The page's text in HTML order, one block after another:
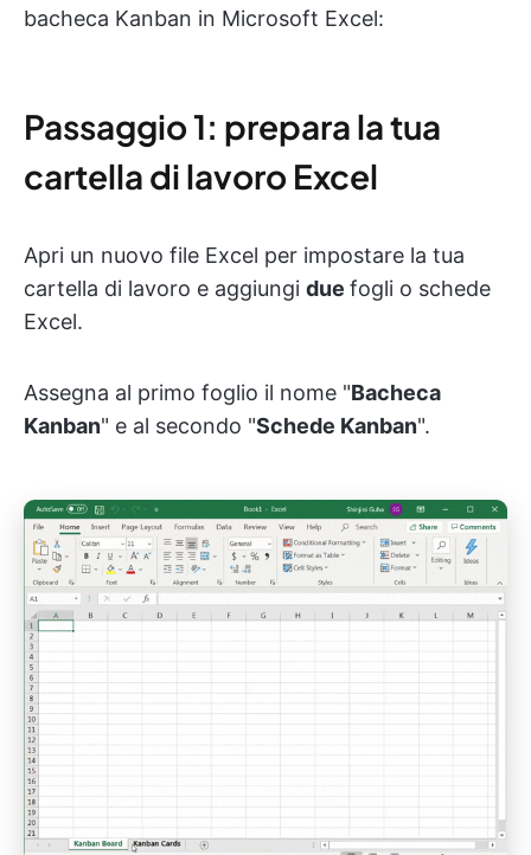
bacheca Kanban in Microsoft Excel:
Passaggio 1: prepara la tua
cartella di lavoro Excel
Apri un nuovo file Excel per impostare la tua
cartella di lavoro e aggiungi due fogli o schede
Excel.
Assegna al primo foglio il nome "Bacheca
Kanban" e al secondo "Schede Kanban".